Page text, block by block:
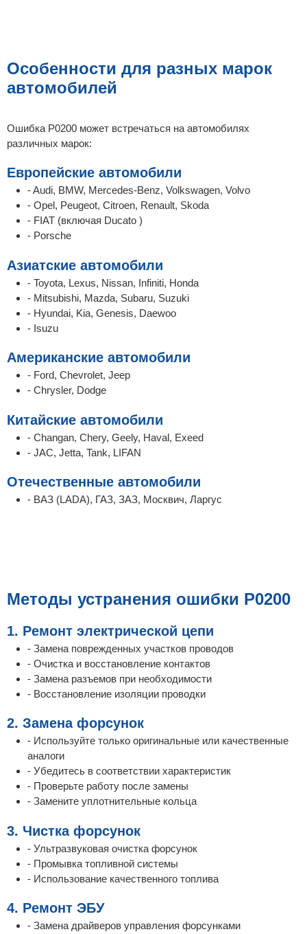
Особенности для разных марок
автомобилей
Ошибка P0200 может встречаться на автомобилях
различных марок:
Европейские автомобили
- Audi, BMW, Mercedes-Benz, Volkswagen, Volvo
- Opel, Peugeot, Citroen, Renault, Skoda
- FIAT (включая Ducato )
- Porsche
Азиатские автомобили
- Toyota, Lexus, Nissan, Infiniti, Honda
- Mitsubishi, Mazda, Subaru, Suzuki
- Hyundai, Kia, Genesis, Daewoo
- Isuzu
Американские автомобили
- Ford, Chevrolet, Jeep
- Chrysler, Dodge
Китайские автомобили
- Changan, Chery, Geely, Haval, Exeed
- JAC, Jetta, Tank, LIFAN
Отечественные автомобили
- ВАЗ (LADA), ГАЗ, ЗАЗ, Москвич, Ларгус
Методы устранения ошибки P0200
1. Ремонт электрической цепи
- Замена поврежденных участков проводов
- Очистка и восстановление контактов
- Замена разъемов при необходимости
- Восстановление изоляции проводки
2. Замена форсунок
- Используйте только оригинальные или качественные
аналоги
- Убедитесь в соответствии характеристик
- Проверьте работу после замены
- Замените уплотнительные кольца
3. Чистка форсунок
- Ультразвуковая очистка форсунок
- Промывка топливной системы
- Использование качественного топлива
4. Ремонт ЭБУ
- Замена драйверов управления форсунками